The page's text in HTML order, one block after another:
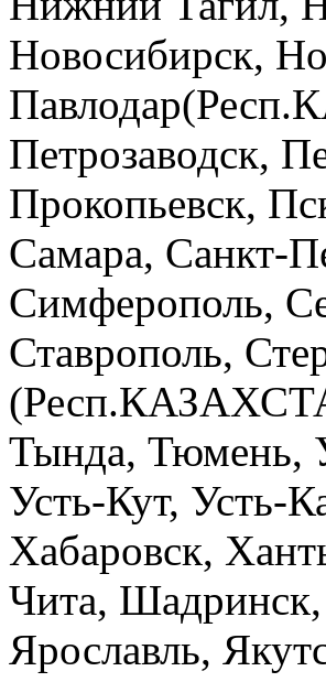
Новосибирск,
Петрозаводск,
Прокопьевск,
Самара, Санкт-
Симферополь,
Ставрополь,
Тында, Тюмень,
Усть-Кут,
Хабаровск,
Чита,
Ярославль,